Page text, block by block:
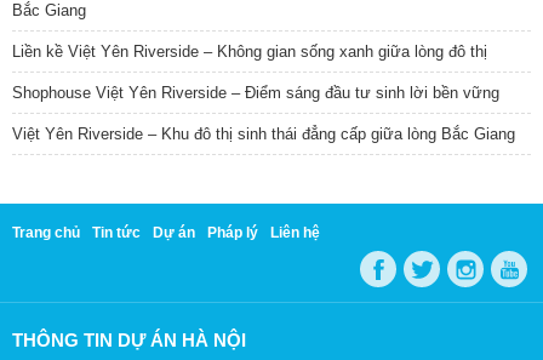
Bắc Giang
Liền kề Việt Yên Riverside – Không gian sống xanh giữa lòng đô thị
Shophouse Việt Yên Riverside – Điểm sáng đầu tư sinh lời bền vững
Việt Yên Riverside – Khu đô thị sinh thái đẳng cấp giữa lòng Bắc Giang
Trang chủ Tin tức Dự án Pháp lý Liên hệ
THÔNG TIN DỰ ÁN HÀ NỘI